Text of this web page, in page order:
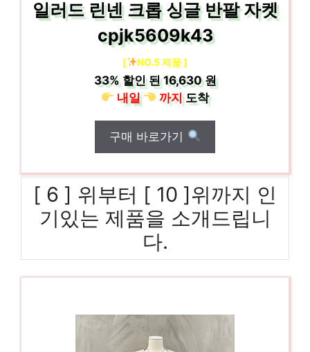
일러드 린넨 크롭 싱글 반팔 자켓
cpjk5609k43
[ NO.5 제품 ]
33%할인 된16,630 원
내일
까지도착
구매 바로가기
[ 6 ] 위부터 [ 10 ]위까지 인
기있는 제품을 소개드립니
다.